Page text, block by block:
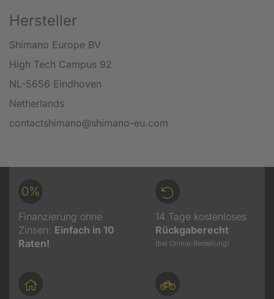
Hersteller
Shimano Europe BV
High Tech Campus 92
NL-5656 Eindhoven
Netherlands
contactshimano@shimano-eu.com
0%
Finanzierung ohne
Zinsen: Einfach in 10
Raten!
14 Tage kostenloses
Rückgaberecht
(bei Online-Bestellung)